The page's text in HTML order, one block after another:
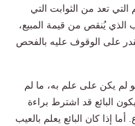
التي تعد من الثوابت التي
الذي يُنقص من قيمة المبيع،
على الوقوف عليه بالفحص
لم يكن على علم به، ما لم
البائع قد اشترط براءة
إذا كان البائع يعلم بالعيب